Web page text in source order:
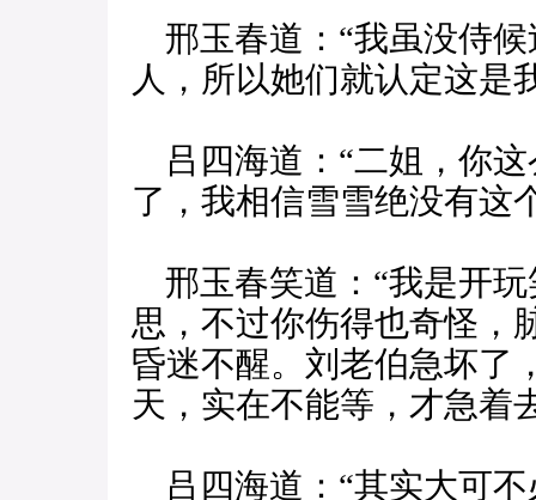
邢玉春道：“我虽没侍
人，所以她们就认定这是
吕四海道：“二姐，你
了，我相信雪雪绝没有这
邢玉春笑道：“我是开
思，不过你伤得也奇怪，
昏迷不醒。刘老伯急坏了
天，实在不能等，才急着
吕四海道：“其实大可